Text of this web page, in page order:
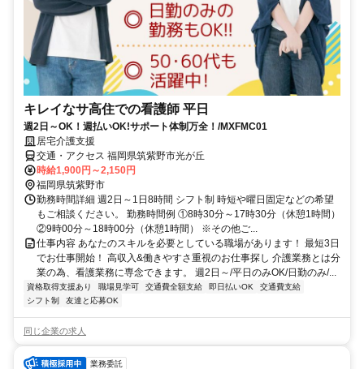
キレイなサ高住での看護師 平日
週2日～OK！週払いOK!サポート体制万全！/MXFMC01
居宅介護支援
交通・アクセス 福岡県筑紫野市光が丘
時給1,900円～2,150円
福岡県筑紫野市
勤務時間詳細 週2日～1日8時間 シフト制 時短や曜日固定などの希望
もご相談ください。 勤務時間例 ①8時30分～17時30分（休憩1時間）
②9時00分～18時00分（休憩1時間） ※その他ご...
仕事内容 あなたのスキルを必要としている職場があります！ 最短3日
でお仕事開始！ 高収入&働きやすさ重視のお仕事探し 介護業務とは分
業の為、看護業務に専念できます。 週2日～/平日のみOK/日勤のみ/...
資格取得支援あり 職場見学可 交通費全額支給 即日払いOK
交通費支給
シフト制
友達と応募OK
同じ企業の求人
業務委託